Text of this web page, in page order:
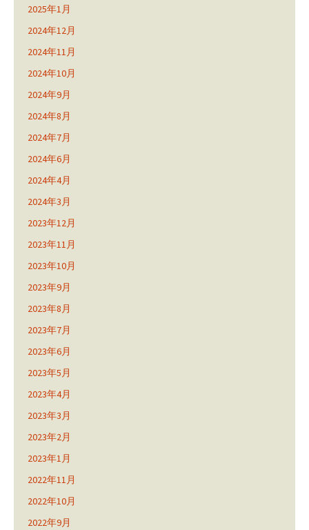
2025年1月
2024年12月
2024年11月
2024年10月
2024年9月
2024年8月
2024年7月
2024年6月
2024年4月
2024年3月
2023年12月
2023年11月
2023年10月
2023年9月
2023年8月
2023年7月
2023年6月
2023年5月
2023年4月
2023年3月
2023年2月
2023年1月
2022年11月
2022年10月
2022年9月